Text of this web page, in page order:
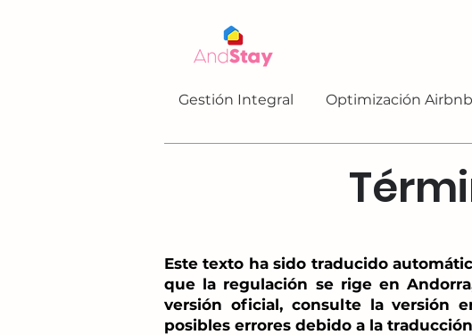
Gestión Integral Optimización Airbnb
Este texto ha sido traducido
que la regulación se rige en
versión oficial, consulte la versión
posibles errores debido a la